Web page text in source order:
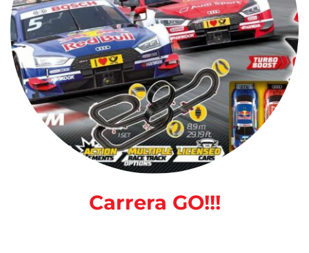
Carrera GO!!!